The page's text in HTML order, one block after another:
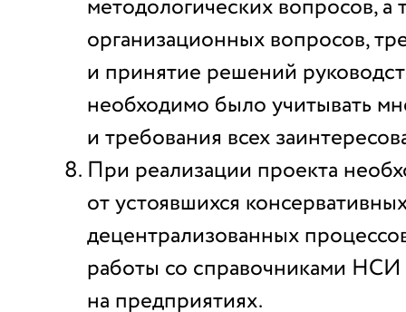
методологических вопросов, а
организационных вопросов,
и принятие решений
необходимо было учитывать
и требования всех
При реализации проекта
от устоявшихся
децентрализованных
работы со справочниками НСИ
на предприятиях.